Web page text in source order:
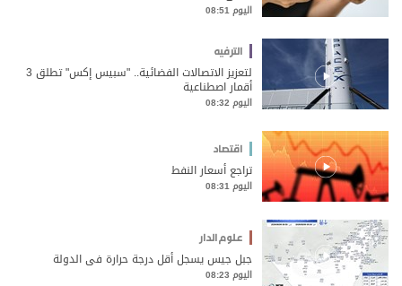
اليوم 08:51
الترفيه
لتعزيز الاتصالات الفضائية.. "سبيس إكس" تطلق 3
أقمار اصطناعية
اليوم 08:32
اقتصاد
تراجع أسعار النفط
اليوم 08:31
علوم الدار
جبل جيس يسجل أقل درجة حرارة في الدولة
اليوم 08:23